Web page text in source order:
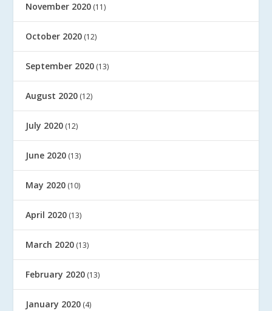
November 2020 (11)
October 2020 (12)
September 2020 (13)
August 2020 (12)
July 2020 (12)
June 2020 (13)
May 2020 (10)
April 2020 (13)
March 2020 (13)
February 2020 (13)
January 2020 (4)